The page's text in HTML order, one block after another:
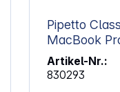
Pipetto
MacBook Pro 13/14"+ Air 13"
M1-M5 Black
Artikel-Nr.:
830293